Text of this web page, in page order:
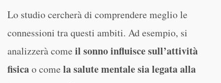
Lo studio cercherà di comprendere meglio le
connessioni tra questi ambiti. Ad esempio, si
analizzerà come il sonno influisce sull’attività
fisicao come la salute mentale sia legata alla